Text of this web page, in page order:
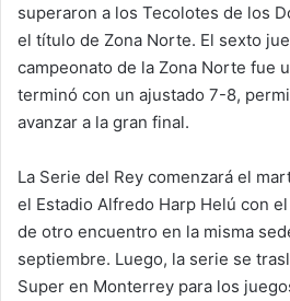
superaron a los Tecolotes de los
el título de Zona Norte. El sexto
campeonato de la Zona Norte fue
terminó con un ajustado 7-8,
avanzar a la gran final.
La Serie del Rey comenzará el
el Estadio Alfredo Harp Helú con
de otro encuentro en la misma
septiembre. Luego, la serie se
Super en Monterrey para los